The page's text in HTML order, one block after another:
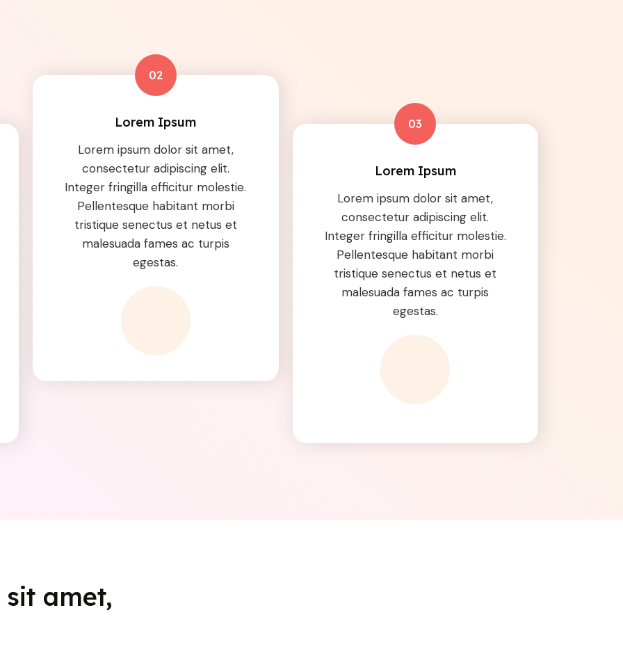
02
Lorem Ipsum
Lorem ipsum dolor sit amet,
consectetur adipiscing elit.
Integer fringilla efficitur molestie.
Pellentesque habitant morbi
tristique senectus et netus et
malesuada fames ac turpis
egestas.
03
Lorem Ipsum
Lorem ipsum dolor sit amet,
consectetur adipiscing elit.
Integer fringilla efficitur molestie.
Pellentesque habitant morbi
tristique senectus et netus et
malesuada fames ac turpis
egestas.
amet,